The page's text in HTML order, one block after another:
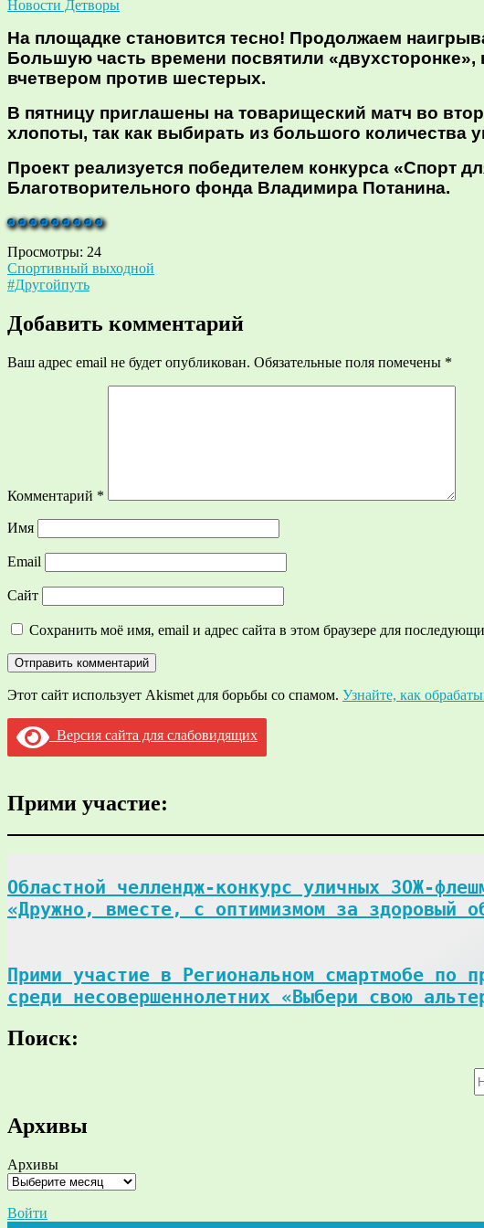
Новости Детворы
На площадке становится тесно! Продолжаем
Большую часть времени посвятили «двухсторонке»,
вчетвером против шестерых.
В пятницу приглашены на товарищеский матч во
хлопоты, так как выбирать из большого
Проект реализуется победителем конкурса «Спорт
Благотворительного фонда Владимира Потанина.
Просмотры: 24
Навигация
по
записям
Спортивный выходной
#Другойпуть
Добавить комментарий
Ваш адрес email не будет опубликован. Обязательные поля помечены *
Комментарий *
Имя
Email
Сайт
Сохранить моё имя, email и адрес сайта в этом браузере для
Этот сайт использует Akismet для борьбы со спамом. Узнайте, как
Версия сайта для слабовидящих
Прими участие:
Областной челлендж-конкурс уличных ЗОЖ-
«Дружно, вместе, с оптимизмом за здоровый
Прими участие в Региональном смартмобе по
среди несовершеннолетних «Выбери свою
Поиск:
Архивы
Архивы
Войти